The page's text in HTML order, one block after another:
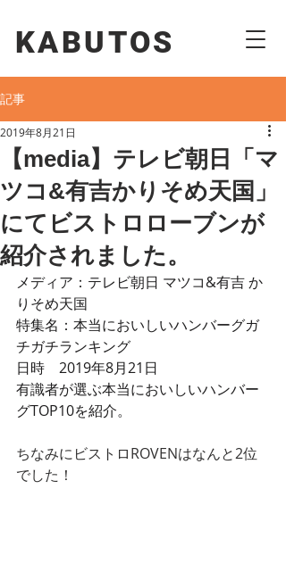
KABUTOS​​
記事
【media】テレビ朝日「マ
ツコ&有吉かりそめ天国」
にてビストロローブンが
紹介されました。
2019年8月21日
メディア：テレビ朝日 マツコ&有吉 か
りそめ天国
特集名：本当においしいハンバーグガ
チガチランキング
日時　2019年8月21日
有識者が選ぶ本当においしいハンバー
グTOP10を紹介。
ちなみにビストロROVENはなんと2位
でした！